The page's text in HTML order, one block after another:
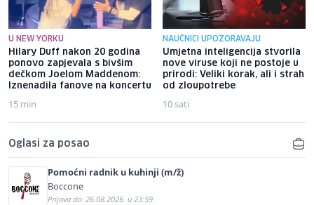
U NEW YORKU
Hilary Duff nakon 20 godina
ponovo zapjevala s bivšim
dečkom Joelom Maddenom:
Iznenadila fanove na koncertu
15 min
NAUČNICI UPOZORAVAJU
Umjetna inteligencija stvorila
nove viruse koji ne postoje u
prirodi: Veliki korak, ali i strah
od zloupotrebe
10 sati
Oglasi za posao
Pomoćni radnik u kuhinji (m/ž)
Boccone
Prijava do: 26.08.2026. u 23:59